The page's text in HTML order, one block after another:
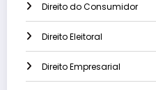
Direito do Consumidor
Direito Eleitoral
Direito Empresarial